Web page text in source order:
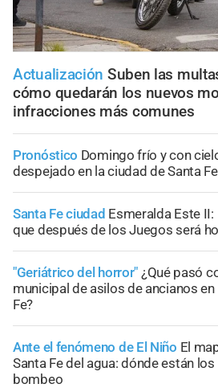
Actualización Suben las
cómo quedarán los nuevos
infracciones más comunes
Pronóstico Domingo frío y con
despejado en la ciudad de Santa Fe
Santa Fe ciudad Esmeralda Este
que después de los Juegos será
"Geriátrico del horror" ¿Qué pasó
municipal de asilos de ancianos
Fe?
Ante el fenómeno de El Niño El
Santa Fe del agua: dónde están
bombeo